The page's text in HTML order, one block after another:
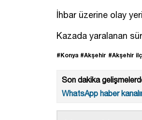
İhbar üzerine olay
Kazada yaralanan
#Konya #Akşehir #Akşehir
Son dakika
WhatsApp haber